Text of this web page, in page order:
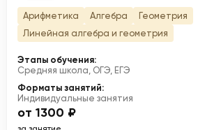
Арифметика Алгебра
Геометрия
Линейная алгебра и геометрия
Этапы обучения:
Средняя школа, ОГЭ, ЕГЭ
Форматы занятий:
Индивидуальные занятия
от 1300 ₽